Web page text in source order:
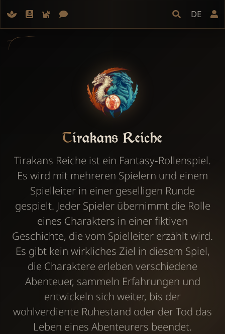
DE
Tirakans Reiche
Tirakans Reiche ist ein Fantasy-Rollenspiel.
Es wird mit mehreren Spielern und einem
Spielleiter in einer geselligen Runde
gespielt. Jeder Spieler übernimmt die Rolle
eines Charakters in einer fiktiven
Geschichte, die vom Spielleiter erzählt wird.
Es gibt kein wirkliches Ziel in diesem Spiel,
die Charaktere erleben verschiedene
Abenteuer, sammeln Erfahrungen und
entwickeln sich weiter, bis der
wohlverdiente Ruhestand oder der Tod das
Leben eines Abenteurers beendet.